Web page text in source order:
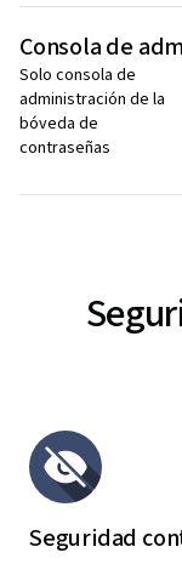
Consola de
Solo consola de
administración de la
bóveda de
contraseñas
Seguridad